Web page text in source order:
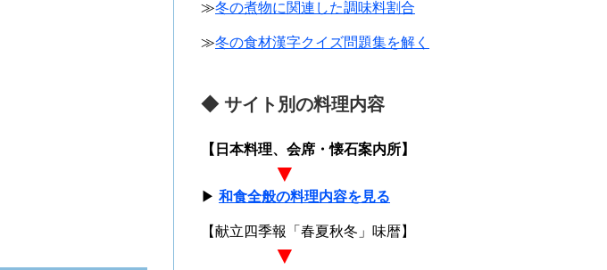
≫冬の煮物に関連した調味料割合
≫冬の食材漢字クイズ問題集を解く
◆ サイト別の料理内容
【日本料理、会席・懐石案内所】
▼
▶ 和食全般の料理内容を見る
【献立四季報「春夏秋冬」味暦】
▼